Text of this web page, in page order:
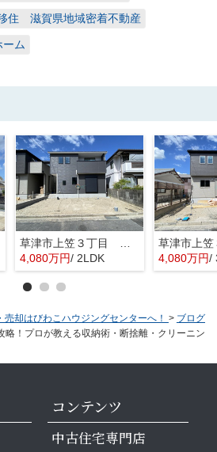
住 滋賀県地域密着不動産
ム
4,080万円/ 2LDK 4,080万円/
却はびわこハウジングセンターへ！ > ブログ
略！プロが教える収納術・断捨離・クリーニン
コンテンツ
中古住宅専門店